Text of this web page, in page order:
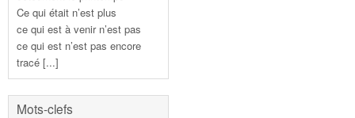
Ce qui était n’est plus
ce qui est à venir n’est pas
ce qui est n’est pas encore
tracé [...]
Mots-clefs